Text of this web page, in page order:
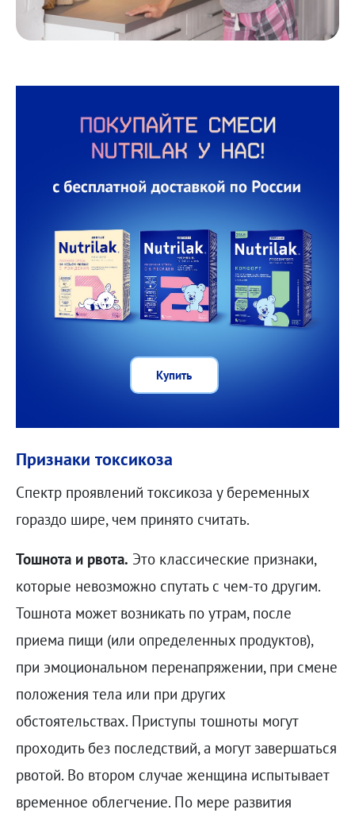
Купить
Признаки токсикоза
Спектр проявлений токсикоза у беременных
гораздо шире, чем принято считать.
Тошнота и рвота. Это классические признаки,
которые невозможно спутать с чем-то другим.
Тошнота может возникать по утрам, после
приема пищи (или определенных продуктов),
при эмоциональном перенапряжении, при смене
положения тела или при других
обстоятельствах. Приступы тошноты могут
проходить без последствий, а могут завершаться
рвотой. Во втором случае женщина испытывает
временное облегчение. По мере развития